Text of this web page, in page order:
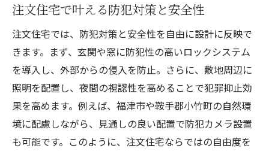
注文住宅で叶える防犯対策と安全性
注文住宅では、防犯対策と安全性を自由に設計に反映で
きます。まず、玄関や窓に防犯性の高いロックシステム
を導入し、外部からの侵入を防止。さらに、敷地周辺に
照明を配置し、夜間の視認性を高めることで犯罪抑止効
果を高めます。例えば、福津市や鞍手郡小竹町の自然環
境に配慮しながら、見通しの良い配置で防犯カメラ設置
も可能です。このように、注文住宅ならではの自由度を